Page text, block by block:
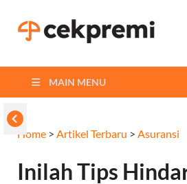
MAIN MENU
Home > Artikel Terbaru > Asuransi
Inilah Tips